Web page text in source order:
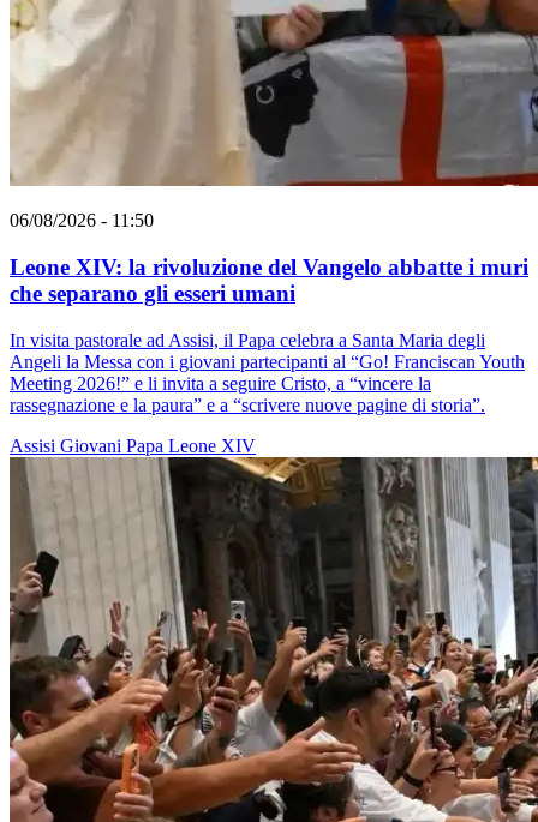
06/08/2026 - 11:50
Leone XIV: la rivoluzione del Vangelo abbatte i muri
che separano gli esseri umani
In visita pastorale ad Assisi, il Papa celebra a Santa Maria degli
Angeli la Messa con i giovani partecipanti al “Go! Franciscan Youth
Meeting 2026!” e li invita a seguire Cristo, a “vincere la
rassegnazione e la paura” e a “scrivere nuove pagine di storia”.
Assisi Giovani Papa Leone XIV